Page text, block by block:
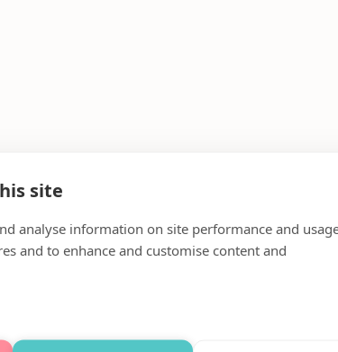
site
analyse information on site performance and
and to enhance and customise content and